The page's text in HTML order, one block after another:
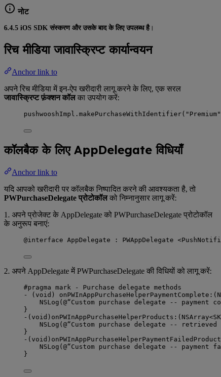
नोट
6.4.5 iOS SDK संस्करण और उसके बाद के लिए उपलब्ध है।
रिच मीडिया जावास्क्रिप्ट कार्यान्वयन
Anchor link to
अपने रिच मीडिया में इन-ऐप खरीदारी लागू करने के लिए, एक सरल
जावास्क्रिप्ट फ़ंक्शन कॉलका उपयोग करें:
pushwooshImpl . makePurchaseWithIdentifier( " Premium"
कॉलबैक के लिए AppDelegate विधियाँ
Anchor link to
यदि आपको खरीदारी पर कॉलबैक निष्पादित करने की आवश्यकता है, तो
PWPurchaseDelegate प्रोटोकॉलको निम्नानुसार लागू करें:
1. अपने प्रोजेक्ट के AppDelegate को PWPurchaseDelegate प्रोटोकॉल
के अनुरूप बनाएं:
@interface AppDelegate : PWAppDelegate
2. अपने AppDelegate में PWPurchaseDelegate की विधियों को लागू करें:
#pragma mark
- Purchase delegate methods
-
( void ) onPWInAppPurchaseHelperPaymentComplete:(
NSLog (@“Custom purchase delegate --
payment
}
- ( void )onPWInAppPurchaseHelperProducts:( NSArray<
NSLog (@“Custom purchase delegate --
}
- ( void
NSLog (@“Custom purchase delegate --
payment
}